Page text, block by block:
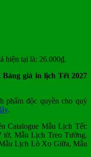
hiện tại là: 26.000₫.
giá in lịch Tết 2027
phẩm độc quyền cho quý
.
Catalogue Mẫu Lịch Tết:
Mẫu Lịch Treo Tường,
Lịch Lò Xo Giữa, Mẫu